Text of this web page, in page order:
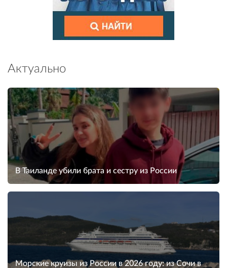
Актуально
В Таиланде убили брата и сестру из России
Морские круизы из России в 2026 году: из Сочи в